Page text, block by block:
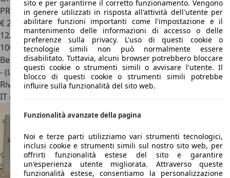
PROMO AZZURRA*
€ 25.9901
12/2025
100 km
Benzina
- (l/100 km)
Rivenditore
IT 46029
sito e per garantirne il corretto funzionamento. Vengono
in genere utilizzati in risposta all'attività dell'utente per
abilitare funzioni importanti come l'impostazione e il
mantenimento delle informazioni di accesso o delle
preferenze sulla privacy. L'uso di questi cookie o
tecnologie simili non può normalmente essere
disabilitato. Tuttavia, alcuni browser potrebbero bloccare
questi cookie o strumenti simili o avvisare l'utente. Il
blocco di questi cookie o strumenti simili potrebbe
influire sulla funzionalità del sito web.
Funzionalità avanzate della pagina
Noi e terze parti utilizziamo vari strumenti tecnologici,
inclusi cookie e strumenti simili sul nostro sito web, per
offrirti funzionalità estese del sito e garantire
un'esperienza utente migliorata. Attraverso queste
funzionalità estese, consentiamo la personalizzazione